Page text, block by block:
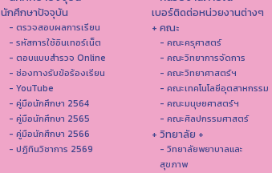
นักศึกษาปัจจุบัน
- ตรวจสอบผลการเรียน
- รหัสการใช้อินเทอร์เน็ต
- ตอบแบบสำรวจ Online
- ช่องทางรับข้อร้องเรียน
- YouTube
- คู่มือนักศึกษา 2564
- คู่มือนักศึกษา 2565
- คู่มือนักศึกษา 2566
- ปฏิทินวิชาการ 2569
เบอร์ติดต่อหน่วยงานต่างๆ
+ คณะ
- คณะครุศาสตร์
- คณะวิทยาการจัดการ
- คณะวิทยาศาสตร์ฯ
- คณะเทคโนโลยีอุตสาหกรรม
- คณะมนุษยศาสตร์ฯ
- คณะศิลปกรรมศาสตร์
+ วิทยาลัย +
- วิทยาลัยพยาบาลและ
สุขภาพ